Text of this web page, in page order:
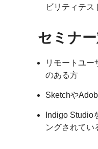
ビリティテス
セミナ
リモートユー
のある方
Sketchや
Indigo Studio
ングされてい